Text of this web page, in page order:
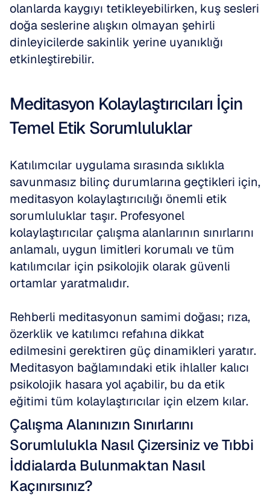
olanlarda kaygıyı tetikleyebilirken, kuş sesleri
doğa seslerine alışkın olmayan şehirli
dinleyicilerde sakinlik yerine uyanıklığı
etkinleştirebilir.
Meditasyon Kolaylaştırıcıları İçin
Temel Etik Sorumluluklar
Katılımcılar uygulama sırasında sıklıkla
savunmasız bilinç durumlarına geçtikleri için,
meditasyon kolaylaştırıcılığı önemli etik
sorumluluklar taşır. Profesyonel
kolaylaştırıcılar çalışma alanlarının sınırlarını
anlamalı, uygun limitleri korumalı ve tüm
katılımcılar için psikolojik olarak güvenli
ortamlar yaratmalıdır.
Rehberli meditasyonun samimi doğası; rıza,
özerklik ve katılımcı refahına dikkat
edilmesini gerektiren güç dinamikleri yaratır.
Meditasyon bağlamındaki etik ihlaller kalıcı
psikolojik hasara yol açabilir, bu da etik
eğitimi tüm kolaylaştırıcılar için elzem kılar.
Çalışma Alanınızın Sınırlarını
Sorumlulukla Nasıl Çizersiniz ve Tıbbi
İddialarda Bulunmaktan Nasıl
Kaçınırsınız?